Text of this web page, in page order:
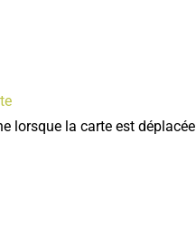
lorsque la carte est déplacée